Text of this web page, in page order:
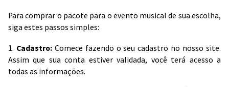
Para comprar o pacote para o evento musical de sua escolha,
siga estes passos simples:
1. Cadastro:Comece fazendo o seu cadastro no nosso site.
Assim que sua conta estiver validada, você terá acesso a
todas as informações.